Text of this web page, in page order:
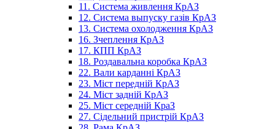
11. Система живлення КрАЗ
12. Система выпуску газів КрАЗ
13. Система охолодження КрАЗ
16. Зчеплення КрАЗ
17. КПП КрАЗ
18. Роздавальна коробка КрАЗ
22. Вали карданні КрАЗ
23. Міст передній КрАЗ
24. Міст задній КрАЗ
25. Міст середній КраЗ
27. Сідельний пристрій КрАЗ